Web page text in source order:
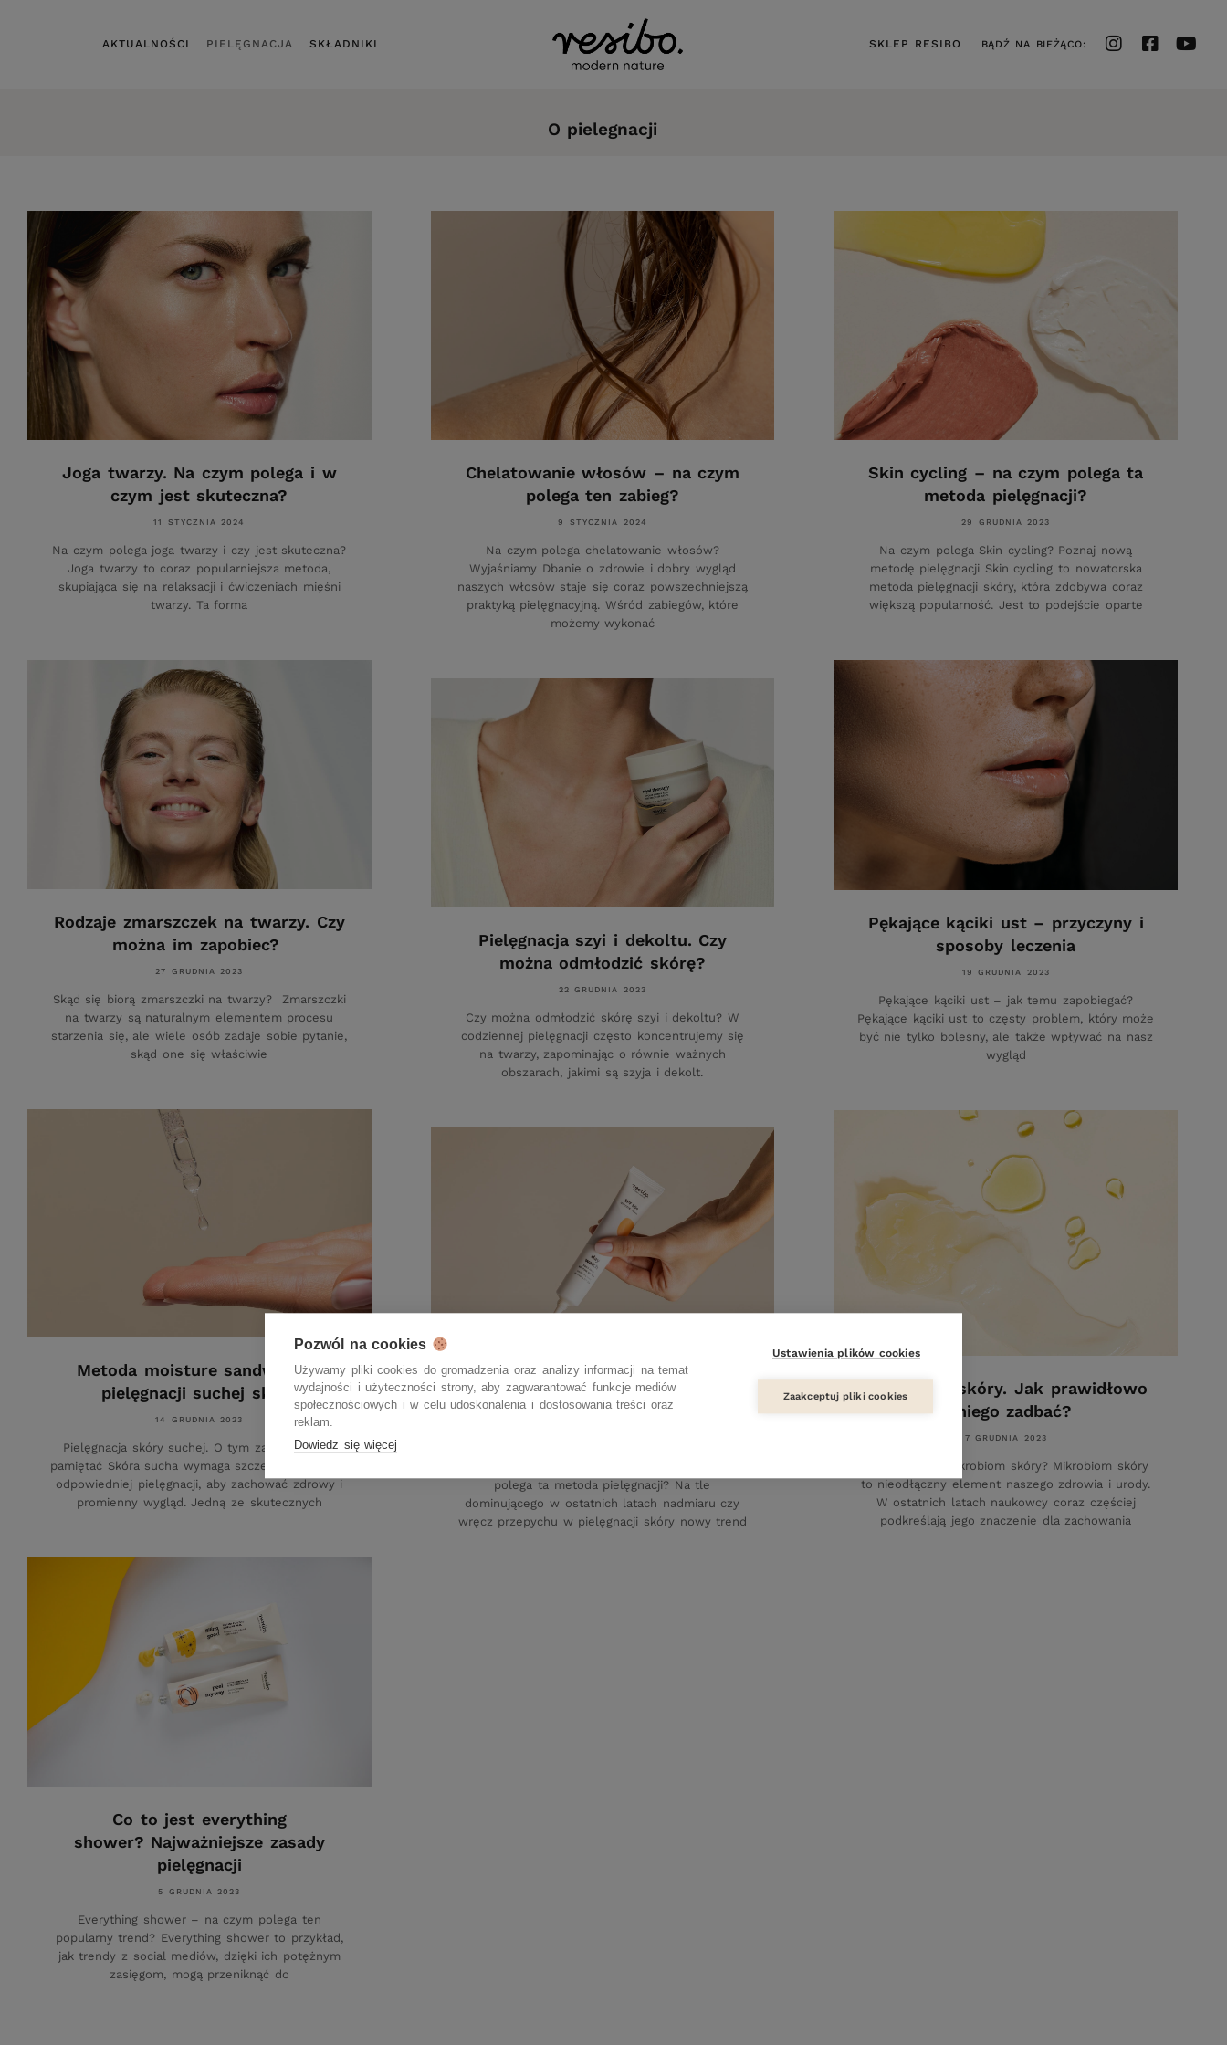
AKTUALNOŚCI PIELĘGNACJA SKŁADNIKI SKLEP RESIBO BĄDŹ NA BIEŻĄCO:
O pielegnacji
Joga twarzy. Na czym polega i w
czym jest skuteczna?
11 STYCZNIA 2024
Na czym polega joga twarzy i czy jest skuteczna?
Joga twarzy to coraz popularniejsza metoda,
skupiająca się na relaksacji i ćwiczeniach mięśni
twarzy. Ta forma
Chelatowanie włosów – na czym
polega ten zabieg?
9 STYCZNIA 2024
Na czym polega chelatowanie włosów?
Wyjaśniamy Dbanie o zdrowie i dobry wygląd
naszych włosów staje się coraz powszechniejszą
praktyką pielęgnacyjną. Wśród zabiegów, które
możemy wykonać
Skin cycling – na czym polega ta
metoda pielęgnacji?
29 GRUDNIA 2023
Na czym polega Skin cycling? Poznaj nową
metodę pielęgnacji Skin cycling to nowatorska
metoda pielęgnacji skóry, która zdobywa coraz
większą popularność. Jest to podejście oparte
Rodzaje zmarszczek na twarzy. Czy
można im zapobiec?
27 GRUDNIA 2023
Skąd się biorą zmarszczki na twarzy? Zmarszczki
na twarzy są naturalnym elementem procesu
starzenia się, ale wiele osób zadaje sobie pytanie,
skąd one się właściwie
Pielęgnacja szyi i dekoltu. Czy
można odmłodzić skórę?
22 GRUDNIA 2023
Czy można odmłodzić skórę szyi i dekoltu? W
codziennej pielęgnacji często koncentrujemy się
na twarzy, zapominając o równie ważnych
obszarach, jakimi są szyja i dekolt.
Pękające kąciki ust – przyczyny i
sposoby leczenia
19 GRUDNIA 2023
Pękające kąciki ust – jak temu zapobiegać?
Pękające kąciki ust to częsty problem, który może
być nie tylko bolesny, ale także wpływać na nasz
wygląd
Metoda moisture sandwich w
pielęgnacji suchej skóry
14 GRUDNIA 2023
Pielęgnacja skóry suchej. O tym zawsze warto
pamiętać Skóra sucha wymaga szczególnej uwagi i
odpowiedniej pielęgnacji, aby zachować zdrowy i
promienny wygląd. Jedną ze skutecznych
Skin minimalism. Na czym polega
minimalistyczna pielęgnacja?
polega ta metoda pielęgnacji? Na tle
dominującego w ostatnich latach nadmiaru czy
wręcz przepychu w pielęgnacji skóry nowy trend
Mikrobiom skóry. Jak prawidłowo
o niego zadbać?
7 GRUDNIA 2023
Jak zadbać o mikrobiom skóry? Mikrobiom skóry
to nieodłączny element naszego zdrowia i urody.
W ostatnich latach naukowcy coraz częściej
podkreślają jego znaczenie dla zachowania
Co to jest everything
shower? Najważniejsze zasady
pielęgnacji
5 GRUDNIA 2023
Everything shower – na czym polega ten
popularny trend? Everything shower to przykład,
jak trendy z social mediów, dzięki ich potężnym
zasięgom, mogą przeniknąć do
Pozwól na cookies
Używamy pliki cookies do gromadzenia oraz analizy informacji na temat
wydajności i użyteczności strony, aby zagwarantować funkcje mediów
społecznościowych i w celu udoskonalenia i dostosowania treści oraz
reklam.
Dowiedz się więcej
Ustawienia plików cookies
Zaakceptuj pliki cookies